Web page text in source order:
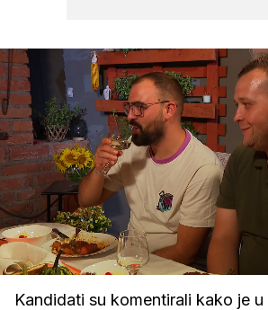
Upali
zvuk
/
Loaded:
34.44%
Kandidati su komentirali kako je